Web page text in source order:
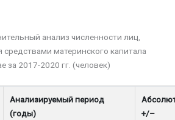
анализ численности лиц,
материнского капитала
за 2017-2020 гг. (человек)
Анализируемый период
(годы)
+/–